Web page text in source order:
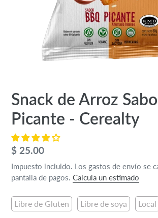
Snack de Arroz
Picante - Cerealty
Precio
habitual
$ 25.00
Impuesto incluido. Los gastos de envío se
pantalla de pagos. Calcula un estimado
Libre de Gluten Libre de soya Local